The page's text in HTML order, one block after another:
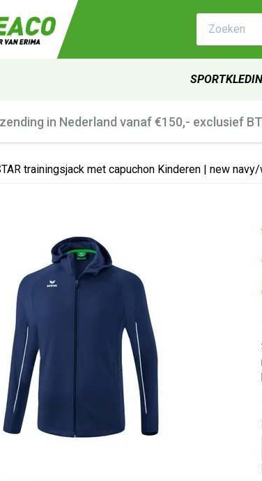
in Nederland vanaf €150,- exclusief
trainingsjack met capuchon Kinderen | new